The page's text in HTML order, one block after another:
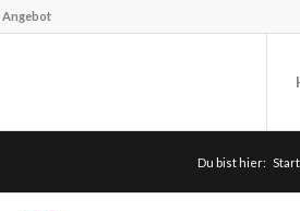
Du bist hier: